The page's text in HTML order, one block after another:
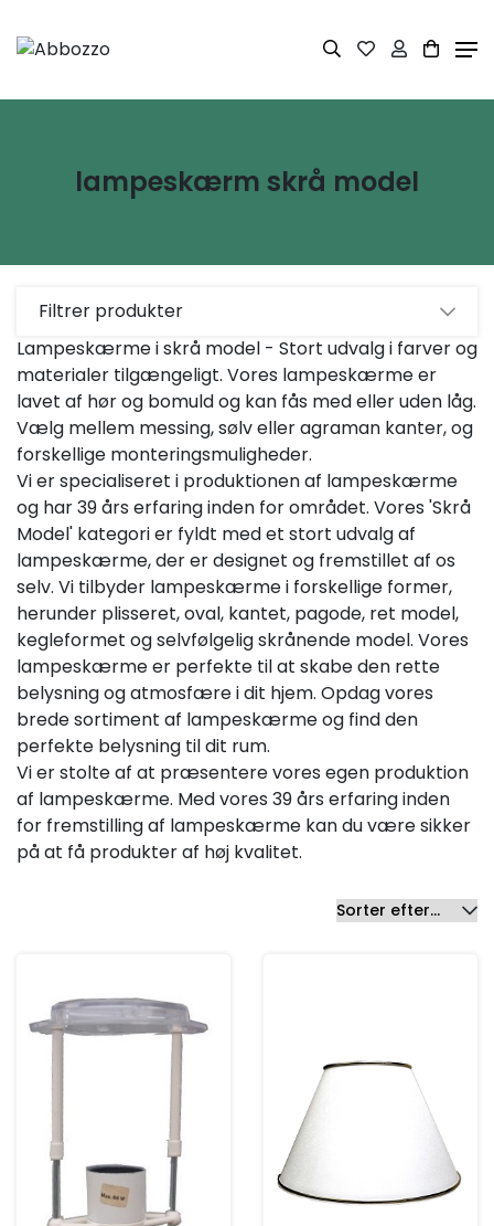
Filtrer produkter
Pris
69 DKK 780DKK
Diverse
Nyheder (0)
Tilbud (0)
På lager (2951)
Lampeskærme i skrå model - Stort udvalg i farver og
materialer tilgængeligt. Vores lampeskærme er
lavet af hør og bomuld og kan fås med eller uden låg.
Vælg mellem messing, sølv eller agraman kanter, og
forskellige monteringsmuligheder.
Vi er specialiseret i produktionen af lampeskærme
og har 39 års erfaring inden for området. Vores 'Skrå
Model' kategori er fyldt med et stort udvalg af
lampeskærme, der er designet og fremstillet af os
selv. Vi tilbyder lampeskærme i forskellige former,
herunder plisseret, oval, kantet, pagode, ret model,
kegleformet og selvfølgelig skrånende model. Vores
lampeskærme er perfekte til at skabe den rette
belysning og atmosfære i dit hjem. Opdag vores
brede sortiment af lampeskærme og find den
perfekte belysning til dit rum.
Vi er stolte af at præsentere vores egen produktion
af lampeskærme. Med vores 39 års erfaring inden
for fremstilling af lampeskærme kan du være sikker
på at få produkter af høj kvalitet.
lampeskærm skrå model